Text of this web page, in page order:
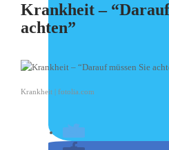
Krankheit – “Darauf
achten”
Krankheit | fotolia.com